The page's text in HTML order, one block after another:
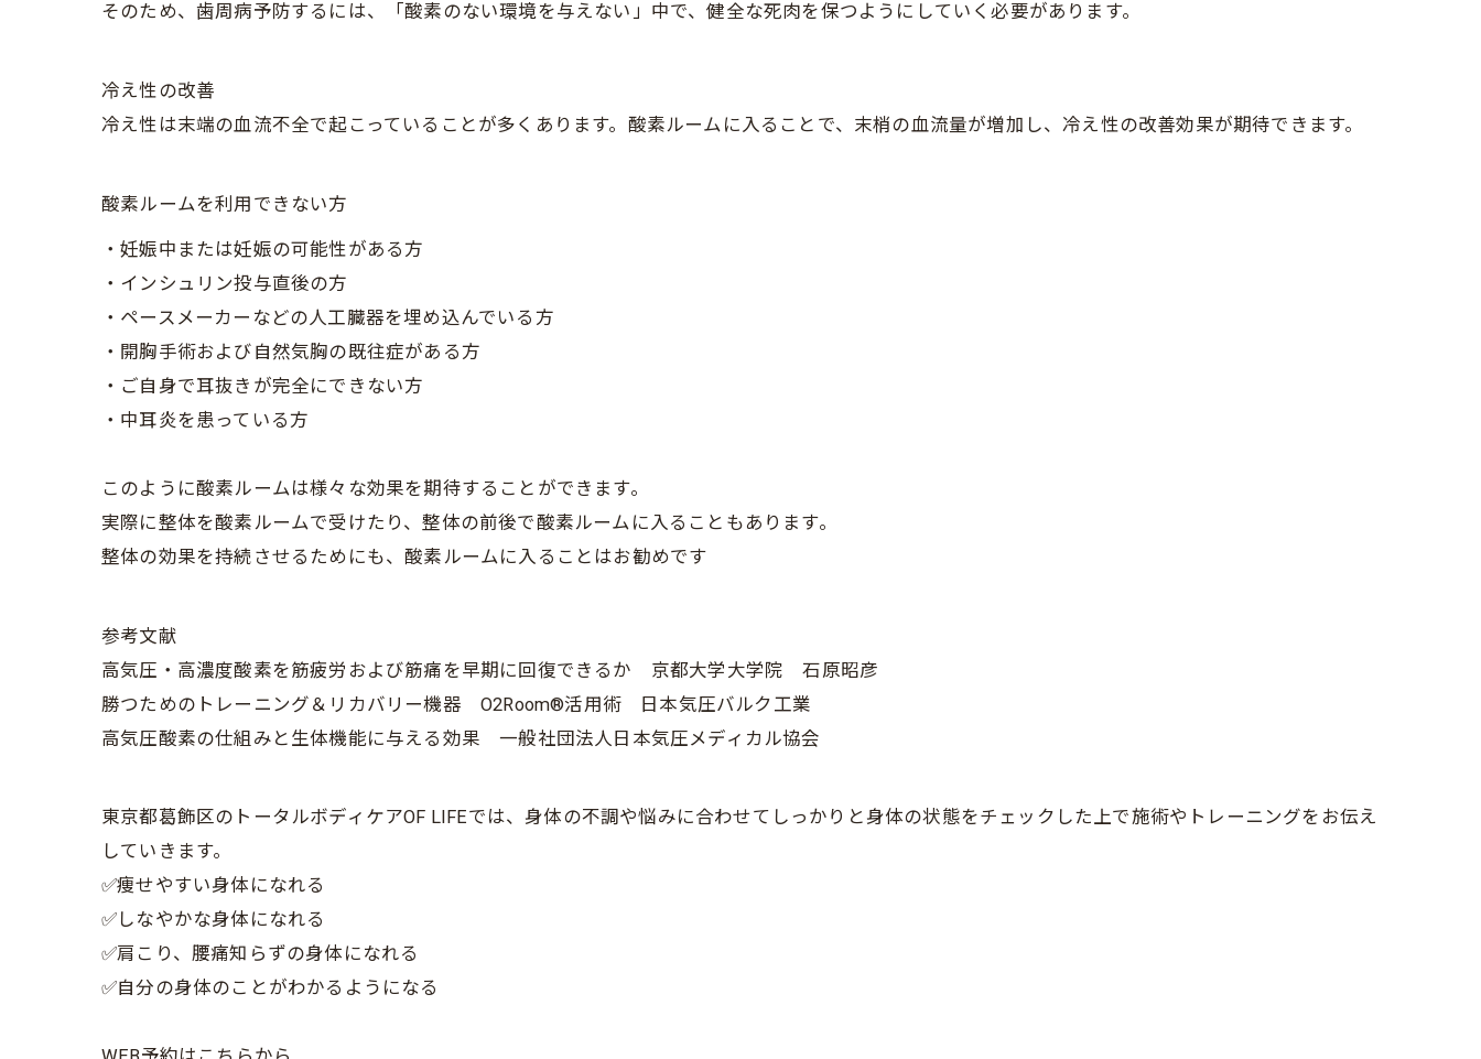
そのため、歯周病予防するには、「酸素のない環境を与えない」中で、健全な死肉を保つようにしていく必要があります。
冷え性の改善
冷え性は末端の血流不全で起こっていることが多くあります。酸素ルームに入ることで、末梢の血流量が増加し、冷え性の改善効果が期待できます。
酸素ルームを利用できない方
・妊娠中または妊娠の可能性がある方
・インシュリン投与直後の方
・ペースメーカーなどの人工臓器を埋め込んでいる方
・開胸手術および自然気胸の既往症がある方
・ご自身で耳抜きが完全にできない方
・中耳炎を患っている方
このように酸素ルームは様々な効果を期待することができます。
実際に整体を酸素ルームで受けたり、整体の前後で酸素ルームに入ることもあります。
整体の効果を持続させるためにも、酸素ルームに入ることはお勧めです
参考文献
高気圧・高濃度酸素を筋疲労および筋痛を早期に回復できるか 京都大学大学院 石原昭彦
勝つためのトレーニング＆リカバリー機器 O2Room®活用術 日本気圧バルク工業
高気圧酸素の仕組みと生体機能に与える効果 一般社団法人日本気圧メディカル協会
東京都葛飾区のトータルボディケアOF LIFEでは、身体の不調や悩みに合わせてしっかりと身体の状態をチェックした上で施術やトレーニングをお伝え
していきます。
✅痩せやすい身体になれる
✅しなやかな身体になれる
✅肩こり、腰痛知らずの身体になれる
✅自分の身体のことがわかるようになる